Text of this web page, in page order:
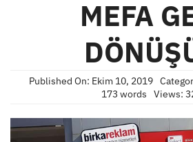
MEFA
Published On: Ekim 10, 2019
173 words
Views: